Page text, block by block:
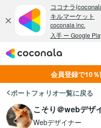
会員登録で10
ポートフォリオ一覧に戻る
こそり＠webデザ
Webデザイナー